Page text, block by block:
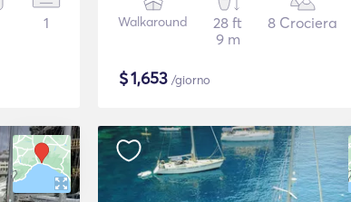
1 Walkaround
28 ft
9 m
8 Crociera
$1,653 /giorno